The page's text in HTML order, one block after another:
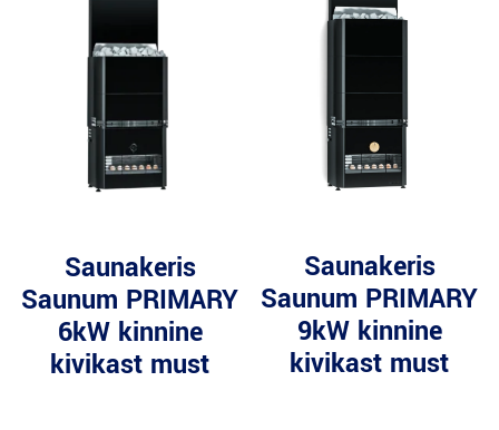
Saunakeris
Saunum PRIMARY
6kW kinnine
kivikast must
Saunakeris
Saunum PRIMARY
9kW kinnine
kivikast must